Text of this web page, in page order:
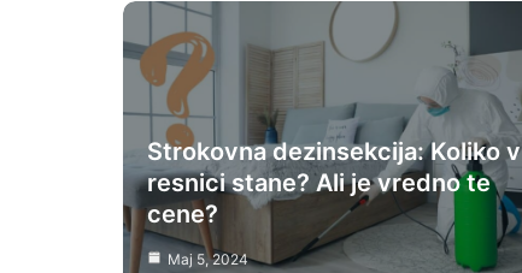
Strokovna dezinsekcija: Koliko v
resnici stane? Ali je vredno te
cene?
Maj 5, 2024